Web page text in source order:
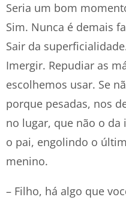
Seria um bom
Sim. Nunca é demais
Sair da
Imergir. Repudiar as
escolhemos usar. Se
porque pesadas, nos
no lugar, que não o da
o pai, engolindo o
menino.
– Filho, há algo que